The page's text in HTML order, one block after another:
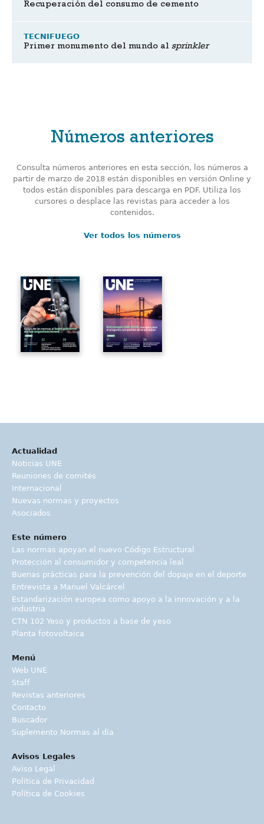
Recuperación del consumo de cemento
TECNIFUEGO
Primer monumento del mundo al sprinkler
Números anteriores
Consulta números anteriores en esta sección, los números a
partir de marzo de 2018 están disponibles en versión Online y
todos están disponibles para descarga en PDF. Utiliza los
cursores o desplace las revistas para acceder a los
contenidos.
Ver todos los números
Actualidad
Noticias UNE
Reuniones de comités
Internacional
Nuevas normas y proyectos
Asociados
Este número
Las normas apoyan el nuevo Código Estructural
Protección al consumidor y competencia leal
Buenas prácticas para la prevención del dopaje en el deporte
Entrevista a Manuel Valcárcel
Estandarización europea como apoyo a la innovación y a la
industria
CTN 102 Yeso y productos a base de yeso
Planta fotovoltaica
Menú
Web UNE
Staff
Revistas anteriores
Contacto
Buscador
Suplemento Normas al día
Avisos Legales
Aviso Legal
Política de Privacidad
Política de Cookies